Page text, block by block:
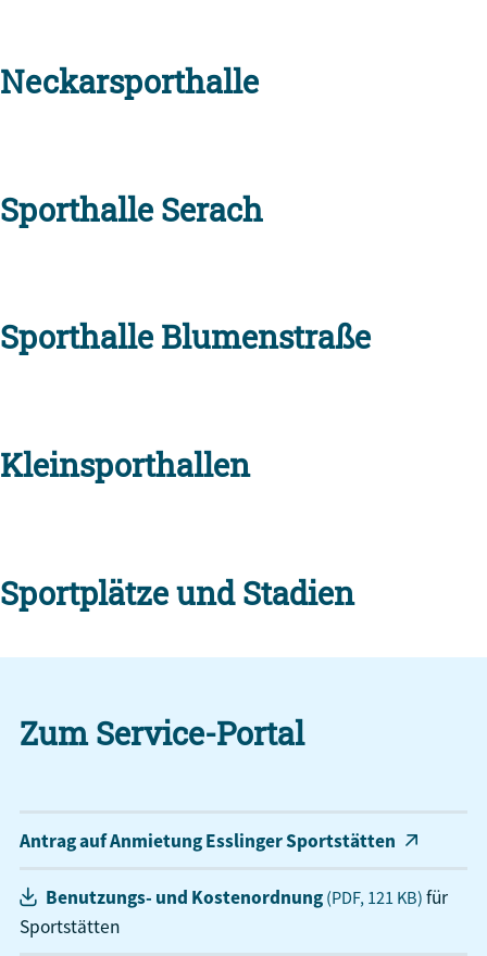
Neckarsporthalle
Sporthalle Serach
Sporthalle Blumenstraße
Kleinsporthallen
Sportplätze und Stadien
Zum Service-Portal
Antrag auf Anmietung Esslinger Sportstätten
Benutzungs- und Kostenordnung(PDF, 121 KB) für
Sportstätten